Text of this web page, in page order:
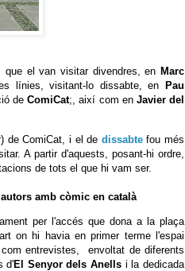
que el van visitar divendres, en Marc
línies, visitant-lo dissabte, en
Pau
deComiCat;, així com en Javier del
de ComiCat, i el de dissabtefou més
A partir d'aquests, posant-hi ordre,
de tots el que hi vam ser.
amb còmic en català
per l'accés que dona a la plaça
on hi havia en primer terme l'espai
entrevistes, envoltat de diferents
d'El Senyor dels Anells i la dedicada